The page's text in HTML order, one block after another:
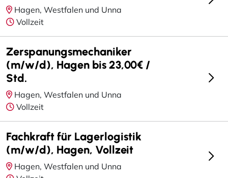
Hagen, Westfalen und Unna
Vollzeit
Zerspanungsmechaniker
(m/w/d), Hagen bis 23,00€ /
Std.
Hagen, Westfalen und Unna
Vollzeit
Fachkraft für Lagerlogistik
(m/w/d), Hagen, Vollzeit
Hagen, Westfalen und Unna